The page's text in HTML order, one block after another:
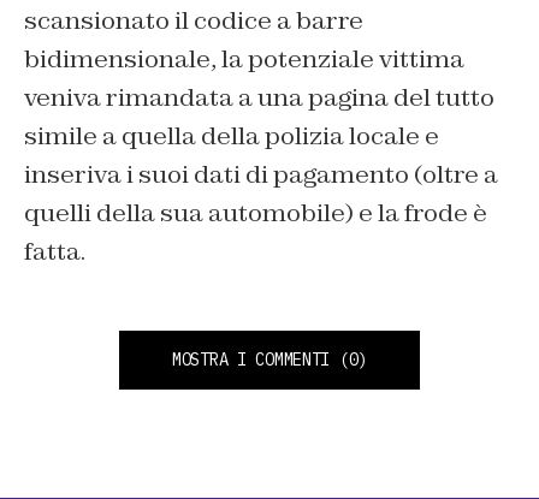
scansionato il codice a barre
bidimensionale, la potenziale vittima
veniva rimandata a una pagina del tutto
simile a quella della polizia locale e
inseriva i suoi dati di pagamento (oltre a
quelli della sua automobile) e la frode è
fatta.
MOSTRA I COMMENTI (0)